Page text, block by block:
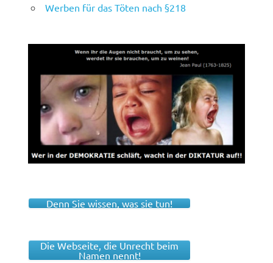
Werben für das Töten nach §218
Denn Sie wissen, was sie tun!
Die Webseite, die Unrecht beim
Namen nennt!